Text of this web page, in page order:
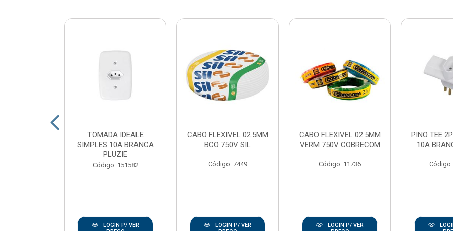
TOMADA IDEALE
SIMPLES 10A BRANCA
PLUZIE
Código: 151582
LOGIN P/ VER
CABO FLEXIVEL 02.5MM
BCO 750V SIL
Código: 7449
LOGIN P/ VER
CABO FLEXIVEL 02.5MM
VERM 750V COBRECOM
Código: 11736
LOGIN P/ VER
PINO TEE
10A
Código: